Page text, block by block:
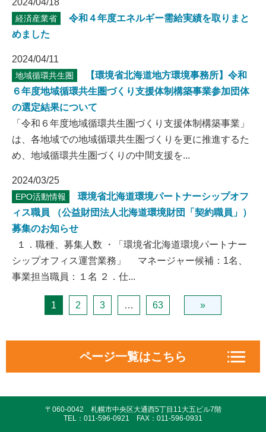
2024/04/18
経済産業省
令和４年度エネルギー需給実績を取りまと
めました
2024/04/11
地域循環共生圏
【環境省北海道地方環境事務所】令和
６年度地域循環共生圏づくり支援体制構築事業参加団体
の選定結果について
「令和６年度地域循環共生圏づくり支援体制構築事業」
は、各地域での地域循環共生圏づくりを更に推進するた
め、地域循環共生圏づくりの中間支援を...
2024/03/25
EPO活動情報
環境省北海道環境パートナーシップオフ
ィス職員 （公益財団法人北海道環境財団「契約職員」）
募集のお知らせ
１．職種、募集人数 ・「環境省北海道環境パートナー
シップオフィス運営業務」 マネージャー候補：1名、
事業担当職員：１名 ２．仕...
1 2 3 … 63 »
ページ一覧はこちら
対話の場づくりと協働
〒060-0042 札幌市中央区大通西5丁目11大五ビル7階
TEL：011-596-0921 FAX：011-596-0931